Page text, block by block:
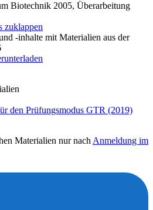
Biotechnik 2005, Überarbeitung
zuklappen
-inhalte mit Materialien aus der
den Prüfungsmodus GTR (2019)
Materialien nur nach Anmeldung im